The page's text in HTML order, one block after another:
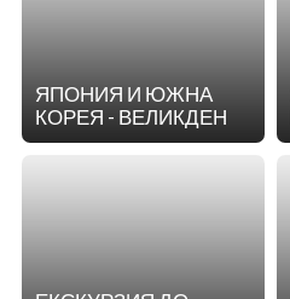
ЯПОНИЯ И ЮЖНА
КОРЕЯ - ВЕЛИКДЕН